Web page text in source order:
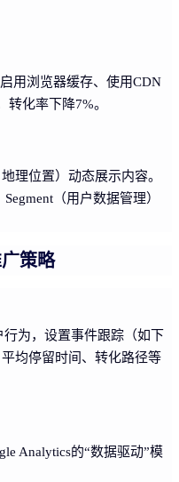
用浏览器缓存、使用CDN
化率下降7%。
理位置）动态展示内容。
（用户数据管理）
策略
行为，设置事件跟踪（如下
均停留时间、转化路径等
Analytics的“数据驱动”模